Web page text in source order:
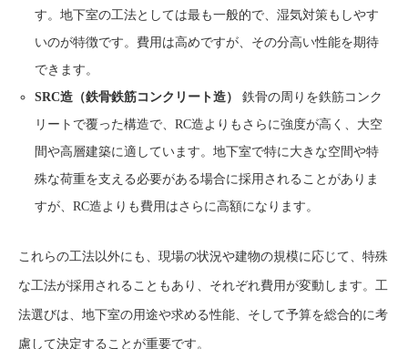
す。地下室の工法としては最も一般的で、湿気対策もしやす
いのが特徴です。費用は高めですが、その分高い性能を期待
できます。
SRC造（鉄骨鉄筋コンクリート造）
鉄骨の周りを鉄筋コンク
リートで覆った構造で、RC造よりもさらに強度が高く、大空
間や高層建築に適しています。地下室で特に大きな空間や特
殊な荷重を支える必要がある場合に採用されることがありま
すが、RC造よりも費用はさらに高額になります。
これらの工法以外にも、現場の状況や建物の規模に応じて、特殊
な工法が採用されることもあり、それぞれ費用が変動します。工
法選びは、地下室の用途や求める性能、そして予算を総合的に考
慮して決定することが重要です。